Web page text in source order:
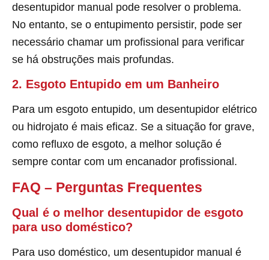
desentupidor manual pode resolver o problema.
No entanto, se o entupimento persistir, pode ser
necessário chamar um profissional para verificar
se há obstruções mais profundas.
2. Esgoto Entupido em um Banheiro
Para um esgoto entupido, um desentupidor elétrico
ou hidrojato é mais eficaz. Se a situação for grave,
como refluxo de esgoto, a melhor solução é
sempre contar com um encanador profissional.
FAQ – Perguntas Frequentes
Qual é o melhor desentupidor de esgoto
para uso doméstico?
Para uso doméstico, um desentupidor manual é